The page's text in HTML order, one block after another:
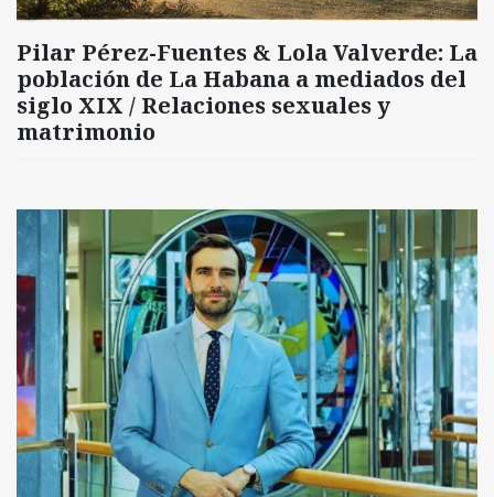
Pilar Pérez-Fuentes & Lola Valverde: La
población de La Habana a mediados del
siglo XIX / Relaciones sexuales y
matrimonio